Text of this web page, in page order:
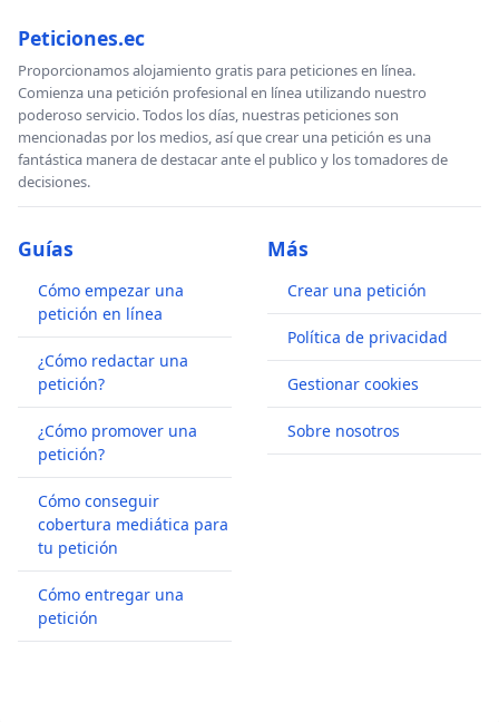
Peticiones.ec
Proporcionamos alojamiento gratis para peticiones en línea.
Comienza una petición profesional en línea utilizando nuestro
poderoso servicio. Todos los días, nuestras peticiones son
mencionadas por los medios, así que crear una petición es una
fantástica manera de destacar ante el publico y los tomadores de
decisiones.
Guías
Cómo empezar una
petición en línea
¿Cómo redactar una
petición?
¿Cómo promover una
petición?
Cómo conseguir
cobertura mediática para
tu petición
Cómo entregar una
petición
Más
Crear una petición
Política de privacidad
Gestionar cookies
Sobre nosotros